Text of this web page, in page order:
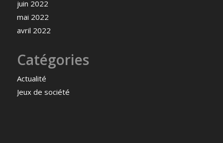
juin 2022
mai 2022
avril 2022
Catégories
Actualité
Jeux de société